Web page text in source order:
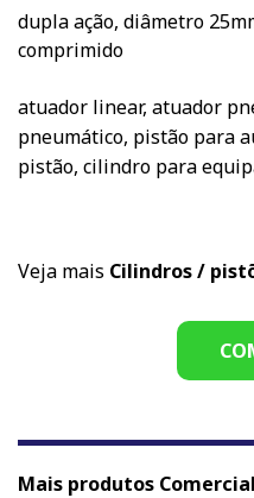
dupla ação, diâmetro
comprimido
atuador linear, atuador
pneumático, pistão para
pistão, cilindro para
Veja mais Cilindros /
Mais produtos